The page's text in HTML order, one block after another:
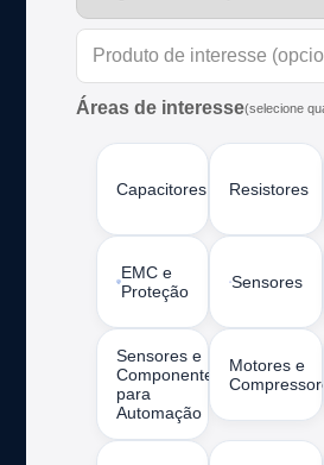
Áreas de interesse(selecione
Capacitores Resistores
EMC e
Proteção
Sensores
Sensores e
Componentes
para
Automação
Motores e